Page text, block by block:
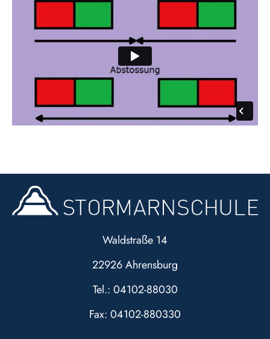
Waldstraße 14
22926 Ahrensburg
Tel.: 04102-88030
Fax: 04102-880330